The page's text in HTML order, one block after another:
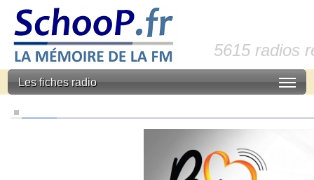
5615 radios
Les fiches radio